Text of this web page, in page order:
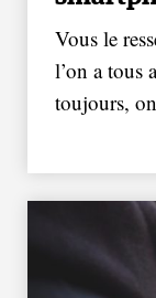
Vous le
l’on a tous
toujours,